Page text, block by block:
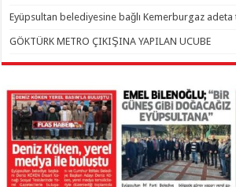
Eyüpsultan belediyesine bağlı Kemerburgaz
GÖKTÜRK METRO ÇIKIŞINA YAPILAN UCUBE